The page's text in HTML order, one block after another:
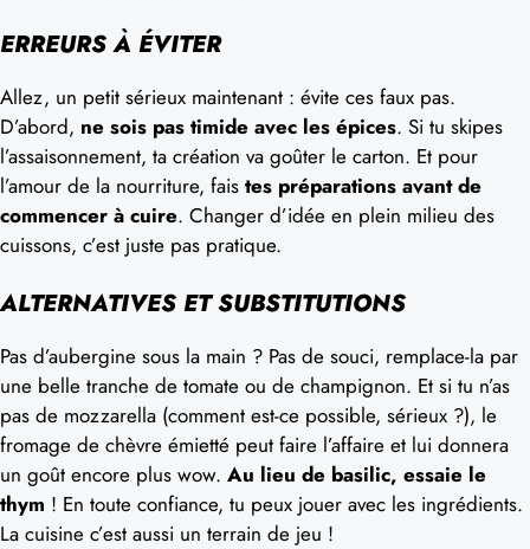
ERREURS À ÉVITER
Allez, un petit sérieux maintenant : évite ces faux pas.
D’abord, ne sois pas timide avec les épices. Si tu skipes
l’assaisonnement, ta création va goûter le carton. Et pour
l’amour de la nourriture, fais tes préparations avant de
commencer à cuire. Changer d’idée en plein milieu des
cuissons, c’est juste pas pratique.
ALTERNATIVES ET SUBSTITUTIONS
Pas d’aubergine sous la main ? Pas de souci, remplace-la par
une belle tranche de tomate ou de champignon. Et si tu n’as
pas de mozzarella (comment est-ce possible, sérieux ?), le
fromage de chèvre émietté peut faire l’affaire et lui donnera
un goût encore plus wow. Au lieu de basilic, essaie le
thym ! En toute confiance, tu peux jouer avec les ingrédients.
La cuisine c’est aussi un terrain de jeu !